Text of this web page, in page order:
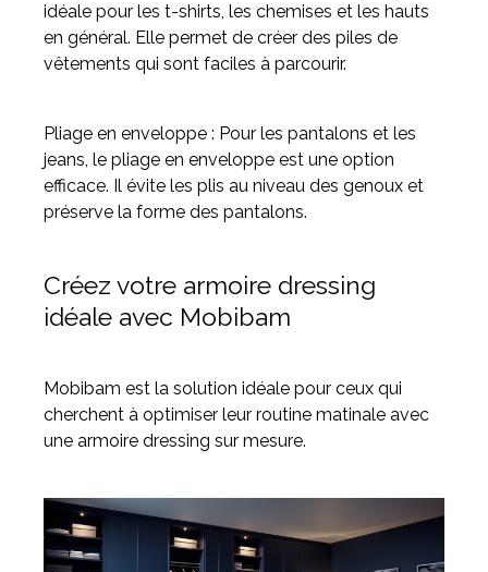
idéale pour les t-shirts, les chemises et les hauts
en général. Elle permet de créer des piles de
vêtements qui sont faciles à parcourir.
Pliage en enveloppe : Pour les pantalons et les
jeans, le pliage en enveloppe est une option
efficace. Il évite les plis au niveau des genoux et
préserve la forme des pantalons.
Créez votre armoire dressing
idéale avec Mobibam
Mobibam est la solution idéale pour ceux qui
cherchent à optimiser leur routine matinale avec
une armoire dressing sur mesure.